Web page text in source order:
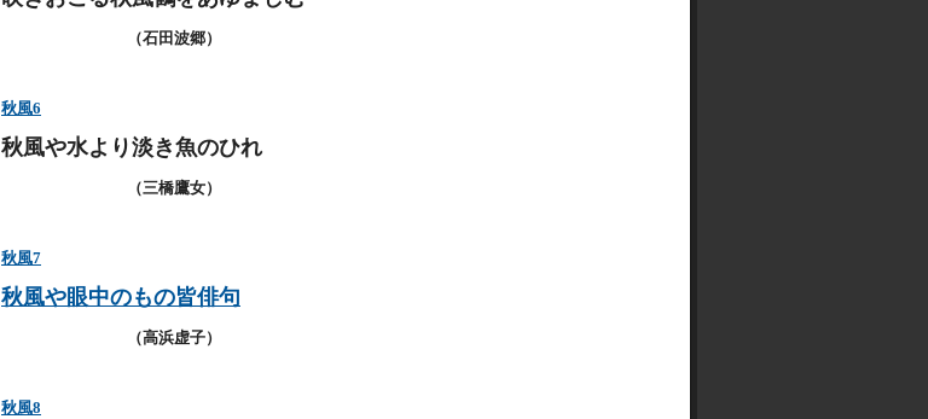
（石田波郷）
秋風6
秋風や水より淡き魚のひれ
（三橋鷹女）
秋風7
秋風や眼中のもの皆俳句
（高浜虚子）
秋風8